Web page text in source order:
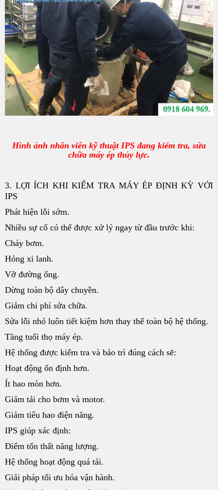
Hình ảnh nhân viên kỹ thuật IPS đang kiểm tra, sửa
chữa máy ép thủy lực.
3. LỢI ÍCH KHI KIỂM TRA MÁY ÉP ĐỊNH KỲ VỚI
IPS
Phát hiện lỗi sớm.
Nhiều sự cố có thể được xử lý ngay từ đầu trước khi:
Cháy bơm.
Hỏng xi lanh.
Vỡ đường ống.
Dừng toàn bộ dây chuyền.
Giảm chi phí sửa chữa.
Sửa lỗi nhỏ luôn tiết kiệm hơn thay thế toàn bộ hệ thống.
Tăng tuổi thọ máy ép.
Hệ thống được kiểm tra và bảo trì đúng cách sẽ:
Hoạt động ổn định hơn.
Ít hao mòn hơn.
Giảm tải cho bơm và motor.
Giảm tiêu hao điện năng.
IPS giúp xác định:
Điểm tổn thất năng lượng.
Hệ thống hoạt động quá tải.
Giải pháp tối ưu hóa vận hành.